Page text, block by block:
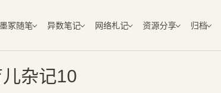
墨冢随笔 异数笔记 网络札记 资源分享 归档
杂记10